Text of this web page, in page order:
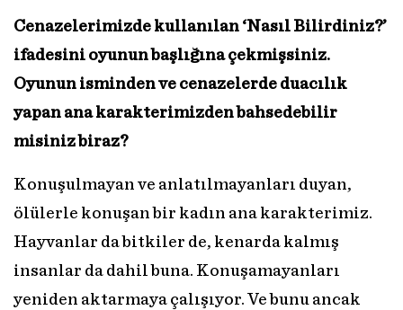
Cenazelerimizde kullanılan ‘Nasıl Bilirdiniz?’
ifadesini oyunun başlığına çekmişsiniz.
Oyunun isminden ve cenazelerde duacılık
yapan ana karakterimizden bahsedebilir
misiniz biraz?
Konuşulmayan ve anlatılmayanları duyan,
ölülerle konuşan bir kadın ana karakterimiz.
Hayvanlar da bitkiler de, kenarda kalmış
insanlar da dahil buna. Konuşamayanları
yeniden aktarmaya çalışıyor. Ve bunu ancak